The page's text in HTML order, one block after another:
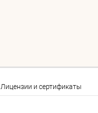
Лицензии и сертификаты